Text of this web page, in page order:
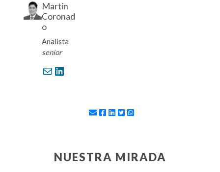
Martín
Coronad
o
Analista
senior
Correo electrónico LinkedIn
NUESTRA MIRADA